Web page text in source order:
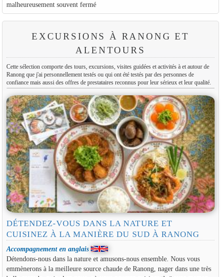
malheureusement souvent fermé
EXCURSIONS À RANONG ET
ALENTOURS
Cette sélection comporte des tours, excursions, visites guidées et activités à et autour de
Ranong que j'ai personnellement testés ou qui ont été testés par des personnes de
confiance mais aussi des offres de prestataires reconnus pour leur sérieux et leur qualité.
DÉTENDEZ-VOUS DANS LA NATURE ET
CUISINEZ À LA MANIÈRE DU SUD À RANONG
Accompagnement en anglais
Détendons-nous dans la nature et amusons-nous ensemble. Nous vous
emmènerons à la meilleure source chaude de Ranong, nager dans une très